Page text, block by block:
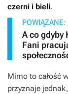
czerni i bieli.
POWIĄZANE:
A co gdyby
Fani
Mimo to całość
przyznaje